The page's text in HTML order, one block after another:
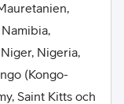
Nigeria,
(Kongo-
Saint Kitts och